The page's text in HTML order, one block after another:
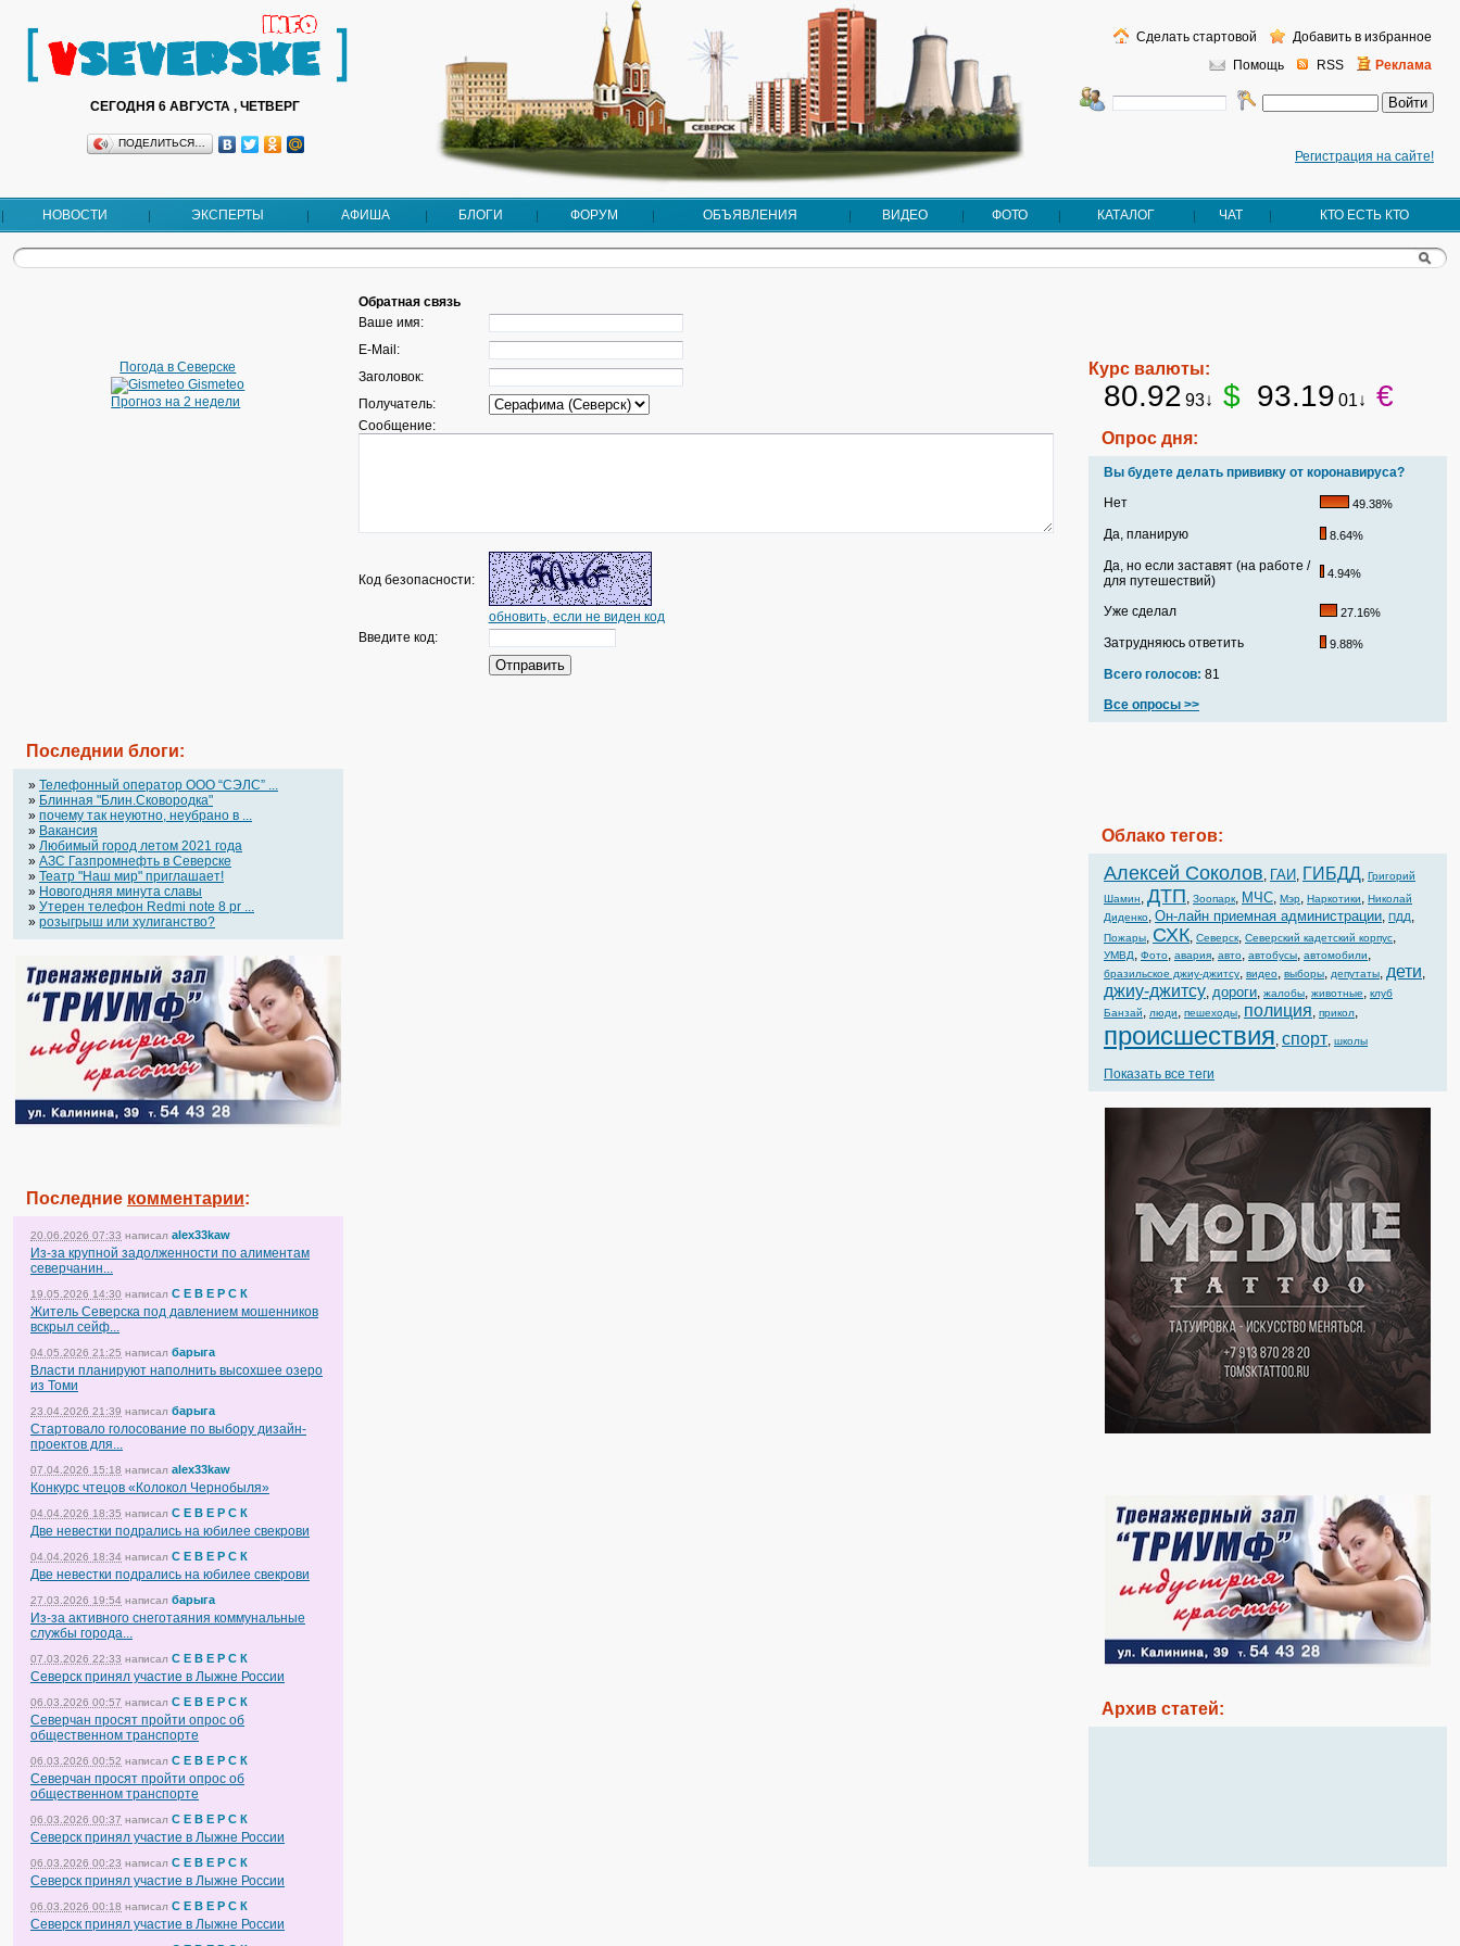
СЕГОДНЯ 6 АВГУСТА , ЧЕТВЕРГ
ПОДЕЛИТЬСЯ…
Регистрация на сайте!
Помощь RSS Реклама
Сделать стартовой Добавить в избранное
НОВОСТИ ЭКСПЕРТЫ АФИША БЛОГИ ФОРУМ ОБЪЯВЛЕНИЯ ВИДЕО ФОТО КАТАЛОГ ЧАТ КТО ЕСТЬ КТО
Погода в Северске
Gismeteo
Прогноз на 2 недели
Последнии блоги:
» Телефонный оператор OOO “СЭЛС” ...
» Блинная "Блин.Сковородка"
» почему так неуютно, неубрано в ...
» Вакансия
» Любимый город летом 2021 года
» АЗС Газпромнефть в Северске
» Театр "Наш мир" приглашает!
» Новогодняя минута славы
» Утерен телефон Redmi note 8 pr ...
» розыгрыш или хулиганство?
Последние комментарии:
20.06.2026 07:33 написал alex33kaw
Из-за крупной задолженности по алиментам
северчанин...
19.05.2026 14:30 написал С Е В Е Р С К
Житель Северска под давлением мошенников
вскрыл сейф...
04.05.2026 21:25 написал барыга
Власти планируют наполнить высохшее озеро
из Томи
23.04.2026 21:39 написал барыга
Стартовало голосование по выбору дизайн-
проектов для...
07.04.2026 15:18 написал alex33kaw
Конкурс чтецов «Колокол Чернобыля»
04.04.2026 18:35 написал С Е В Е Р С К
Две невестки подрались на юбилее свекрови
04.04.2026 18:34 написал С Е В Е Р С К
Две невестки подрались на юбилее свекрови
27.03.2026 19:54 написал барыга
Из-за активного снеготаяния коммунальные
службы города...
07.03.2026 22:33 написал С Е В Е Р С К
Северск принял участие в Лыжне России
06.03.2026 00:57 написал С Е В Е Р С К
Северчан просят пройти опрос об
общественном транспорте
06.03.2026 00:52 написал С Е В Е Р С К
Северчан просят пройти опрос об
общественном транспорте
06.03.2026 00:37 написал С Е В Е Р С К
Северск принял участие в Лыжне России
06.03.2026 00:23 написал С Е В Е Р С К
Северск принял участие в Лыжне России
06.03.2026 00:18 написал С Е В Е Р С К
Северск принял участие в Лыжне России
Обратная связь
Ваше имя:
E-Mail:
Заголовок:
Получатель:
Сообщение:
Код безопасности:
обновить, если не виден код
Введите код:
Курс валюты:
80.92 93↓ $ 93.19 01↓ €
Опрос дня:
Вы будете делать прививку от коронавируса?
Нет
49.38%
Да, планирую 8.64%
Да, но если заставят (на работе /
для путешествий)
4.94%
Уже сделал 27.16%
Затрудняюсь ответить 9.88%
Всего голосов: 81
Все опросы >>
Облако тегов:
Алексей Соколов, ГАИ, ГИБДД, Григорий
Шамин, ДТП, Зоопарк, МЧС, Мэр, Наркотики, Николай
Диденко, Он-лайн приемная администрации, ПДД,
Пожары, СХК, Северск, Северский кадетский корпус,
УМВД, Фото, авария, авто, автобусы, автомобили,
бразильское джиу-джитсу, видео, выборы, депутаты, дети,
джиу-джитсу, дороги, жалобы, животные, клуб
Банзай, люди, пешеходы, полиция, прикол,
происшествия, спорт, школы
Показать все теги
Архив статей: